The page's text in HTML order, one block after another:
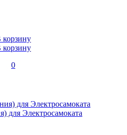
корзину
корзину
0
для Электросамоката